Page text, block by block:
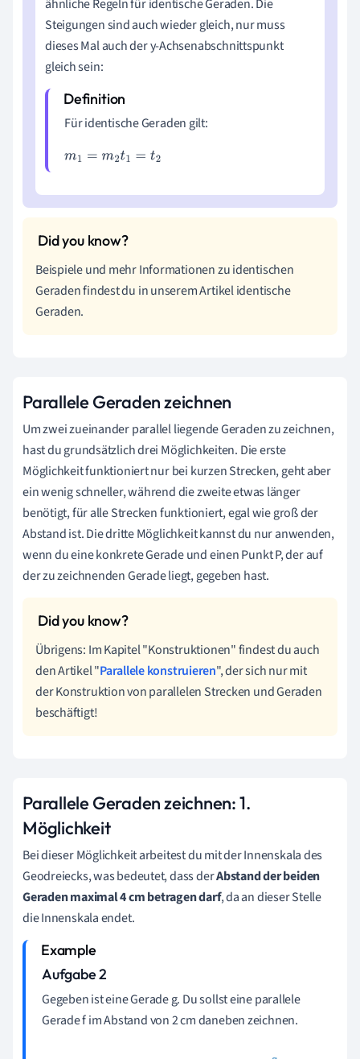
ähnliche Regeln für identische Geraden. Die
Steigungen sind auch wieder gleich, nur muss
dieses Mal auch der y-Achsenabschnittspunkt
gleich sein:
Für identische Geraden gilt:
m1= m 2t1=t2
Beispiele und mehr Informationen zu identischen
Geraden findest du in unserem Artikel identische
Geraden.
Parallele Geraden zeichnen
Um zwei zueinander parallel liegende Geraden zu zeichnen,
hast du grundsätzlich drei Möglichkeiten. Die erste
Möglichkeit funktioniert nur bei kurzen Strecken, geht aber
ein wenig schneller, während die zweite etwas länger
benötigt, für alle Strecken funktioniert, egal wie groß der
Abstand ist. Die dritte Möglichkeit kannst du nur anwenden,
wenn du eine konkrete Gerade und einen Punkt P, der auf
der zu zeichnenden Gerade liegt, gegeben hast.
Übrigens: Im Kapitel "Konstruktionen" findest du auch
den Artikel "Parallele konstruieren", der sich nur mit
der Konstruktion von parallelen Strecken und Geraden
beschäftigt!
Parallele Geraden zeichnen: 1.
Möglichkeit
Bei dieser Möglichkeit arbeitest du mit der Innenskala des
Geodreiecks, was bedeutet, dass derAbstand der beiden
Geraden maximal 4 cm betragen darf, da an dieser Stelle
die Innenskala endet.
Aufgabe 2
Gegeben ist eine Gerade g. Du sollst eine parallele
Gerade f im Abstand von 2 cm daneben zeichnen.